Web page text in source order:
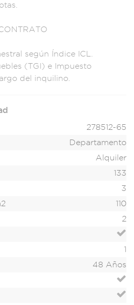
según Índice ICL.
les (TGI) e Impuesto
del inquilino.
278512-65
Departamento
Alquiler
133
3
110
2
1
48 Años